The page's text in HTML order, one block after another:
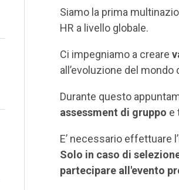
Siamo la prima
HR a livello globale.
Ci impegniamo a creare
all’evoluzione del
Durante questo
assessment di gruppo e
E’ necessario effettuare
Solo in caso di
partecipare all'evento